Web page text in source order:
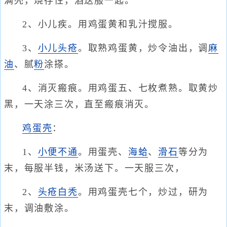
2、小儿疾。用鸡蛋黄和乳汁搅服。
3、 小儿头疮。取熟鸡蛋黄，炒令油出，调麻
油 、腻粉涂搽。
4、消灭瘢痕。用鸡蛋五、七枚煮熟。取黄炒
黑，一天涂三次，直至瘢痕消灭。
鸡蛋壳 ：
1、 小便不通。用蛋壳、 海蛤、 滑石 等分为
末，每服半钱，米汤送下。一天服三次，
2、 头疮 白秃。用鸡蛋壳七个，炒过，研为
末，调油敷涂。